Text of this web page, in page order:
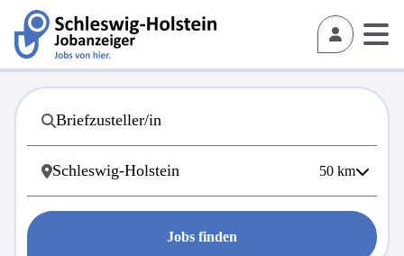
50 km
Jobs finden